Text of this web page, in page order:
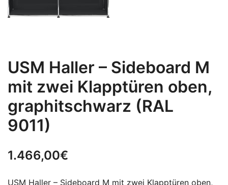
USM Haller – Sideboard M
mit zwei Klapptüren oben,
graphitschwarz (RAL
9011)
1.466,00€
USM Haller – Sideboard M mit zwei Klapptüren oben,